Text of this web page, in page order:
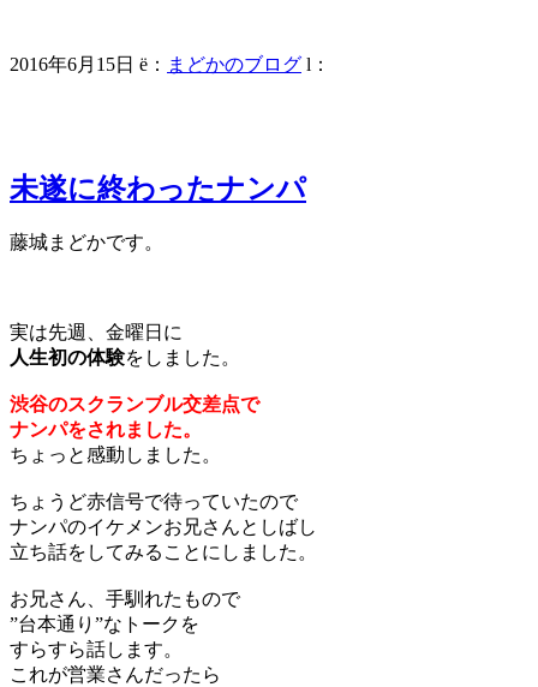
2016年6月15日 ë ： まどかのブログ l ：
未遂に終わったナンパ
藤城まどかです。
実は先週、金曜日に
人生初の体験をしました。
渋谷のスクランブル交差点で
ナンパをされました。
ちょっと感動しました。
ちょうど赤信号で待っていたので
ナンパのイケメンお兄さんとしばし
立ち話をしてみることにしました。
お兄さん、手馴れたもので
”台本通り”なトークを
すらすら話します。
これが営業さんだったら